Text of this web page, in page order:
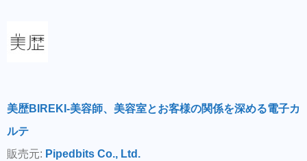
美歴BIREKI-美容師、美容室とお客様の関係を深める電子カ
ルテ
販売元: Pipedbits Co., Ltd.